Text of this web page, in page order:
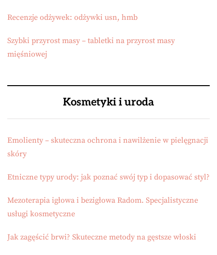
Recenzje odżywek: odżywki usn, hmb
Szybki przyrost masy – tabletki na przyrost masy
mięśniowej
Kosmetyki i uroda
Emolienty – skuteczna ochrona i nawilżenie w pielęgnacji
skóry
Etniczne typy urody: jak poznać swój typ i dopasować styl?
Mezoterapia igłowa i bezigłowa Radom. Specjalistyczne
usługi kosmetyczne
Jak zagęścić brwi? Skuteczne metody na gęstsze włoski